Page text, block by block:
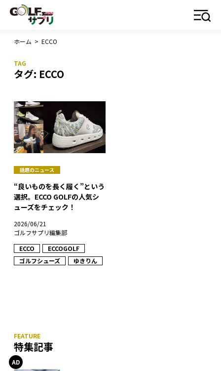
ホーム > ECCO
タグ: ECCO
話題のニュース
“良いものを長く履く”という
選択。ECCO GOLFの人気シ
ューズをチェック！
2026/06/21
ゴルフサプリ編集部
ECCO
ECCOGOLF
ゴルフシューズ
ゆきりん
特集記事